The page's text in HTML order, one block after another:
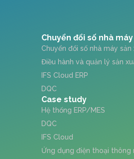
Chuyển đổi số nhà máy
Chuyển đổi số nhà máy sản
Điều hành và quản lý sản
IFS Cloud ERP
DQC
Case study
Hệ thống ERP/MES
DQC
IFS Cloud
Ứng dụng điện thoại thông